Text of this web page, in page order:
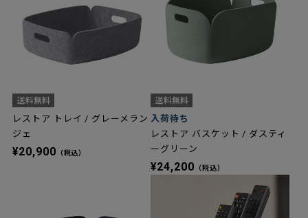
レストア トレイ / グレーメラン
ジェ
¥20,900 （税込）
入荷待ち
レストア バスケット / ダスティ
ーグリーン
¥24,200 （税込）